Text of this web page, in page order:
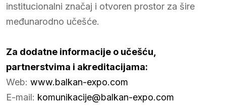
institucionalni značaj i otvoren prostor za šire
međunarodno učešće.
Za dodatne informacije o učešću,
partnerstvima i akreditacijama:
Web: www.balkan-expo.com
E-mail: komunikacije@balkan-expo.com